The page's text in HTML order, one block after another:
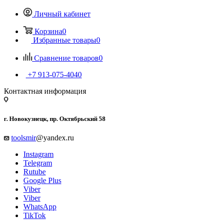
Личный кабинет
Корзина0
Избранные товары0
Сравнение товаров0
+7 913-075-4040
Контактная информация
г. Новокузнецк, пр. Октябрьский 58
toolsmir@yandex.ru
Instagram
Telegram
Rutube
Google Plus
Viber
Viber
WhatsApp
TikTok